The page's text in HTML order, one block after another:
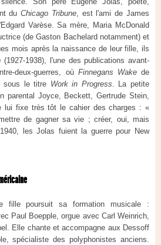
duChicago Tribune, est l'ami de James
Varèse. Sa mère, Maria McDonald
(de Gaston Bachelard notamment) et
mois après la naissance de leur fille, ils
(1927-1938), l'une des publications avant-
deux-guerres, où Finnegans Wakede
sous le titre Work in Progress. La petite
parental Joyce, Beckett, Gertrude Stein,
lui fixe très tôt le cahier des charges : «
de gagner sa vie ; créer, oui, mais
les Jolas fuient la guerre pour New
fille poursuit sa formation musicale :
Paul Boepple, orgue avec Carl Weinrich,
Elle chante et accompagne aux Dessoff
spécialiste des polyphonistes anciens.